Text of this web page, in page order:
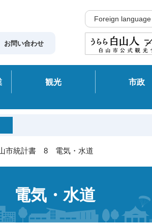
お問い合わせ
Foreign language
観光 市政
市統計書 8 電気・水道
気・水道